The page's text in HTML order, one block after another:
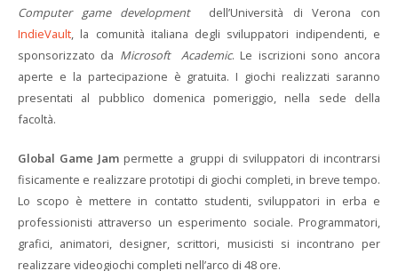
Computer game developmentdell’Università di Verona con
IndieVault, la comunità italiana degli sviluppatori indipendenti, e
sponsorizzato da Microsoft Academic. Le iscrizioni sono ancora
aperte e la partecipazione è gratuita. I giochi realizzati saranno
presentati al pubblico domenica pomeriggio, nella sede della
facoltà.
Global Game Jam permette a gruppi di sviluppatori di incontrarsi
fisicamente e realizzare prototipi di giochi completi, in breve tempo.
Lo scopo è mettere in contatto studenti, sviluppatori in erba e
professionisti attraverso un esperimento sociale. Programmatori,
grafici, animatori, designer, scrittori, musicisti si incontrano per
realizzare videogiochi completi nell’arco di 48 ore.